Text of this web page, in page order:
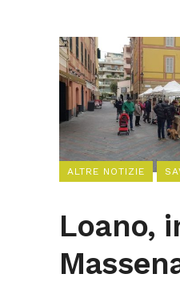
ALTRE NOTIZIE
Loano,